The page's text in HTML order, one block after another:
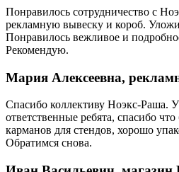
Понравилось сотрудничество с
рекламную вывеску и короб.
Понравилось вежливое и
Рекомендую.
Мария Алексеевна,
Спасибо коллективу Ноэкс-Раша.
ответственные ребята, спасибо
карманов для стендов, хорошо
Обратимся снова.